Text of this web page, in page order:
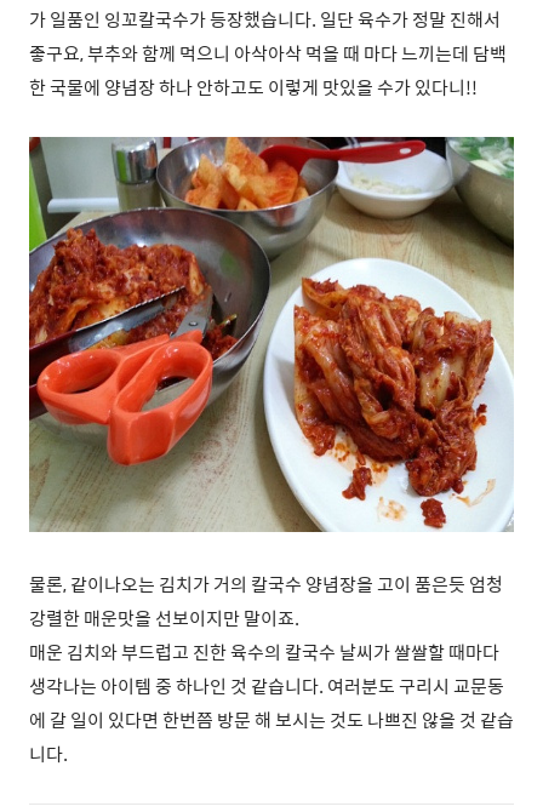
가 일품인 잉꼬칼국수가 등장했습니다. 일단 육수가 정말 진해서
좋구요, 부추와 함께 먹으니 아삭아삭 먹을 때 마다 느끼는데 담백
한 국물에 양념장 하나 안하고도 이렇게 맛있을 수가 있다니!!
물론, 같이나오는 김치가 거의 칼국수 양념장을 고이 품은듯 엄청
강렬한 매운맛을 선보이지만 말이죠.
매운 김치와 부드럽고 진한 육수의 칼국수 날씨가 쌀쌀할 때마다
생각나는 아이템 중 하나인 것 같습니다. 여러분도 구리시 교문동
에 갈 일이 있다면 한번쯤 방문 해 보시는 것도 나쁘진 않을 것 같습
니다.